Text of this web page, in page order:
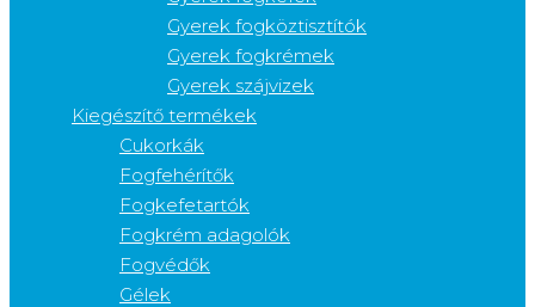
Gyerek fogköztisztítók
Gyerek fogkrémek
Gyerek szájvizek
Kiegészítő termékek
Cukorkák
Fogfehérítők
Fogkefetartók
Fogkrém adagolók
Fogvédők
Gélek